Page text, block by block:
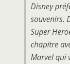
Disney
souvenirs.
Super
chapitre
Marvel qui